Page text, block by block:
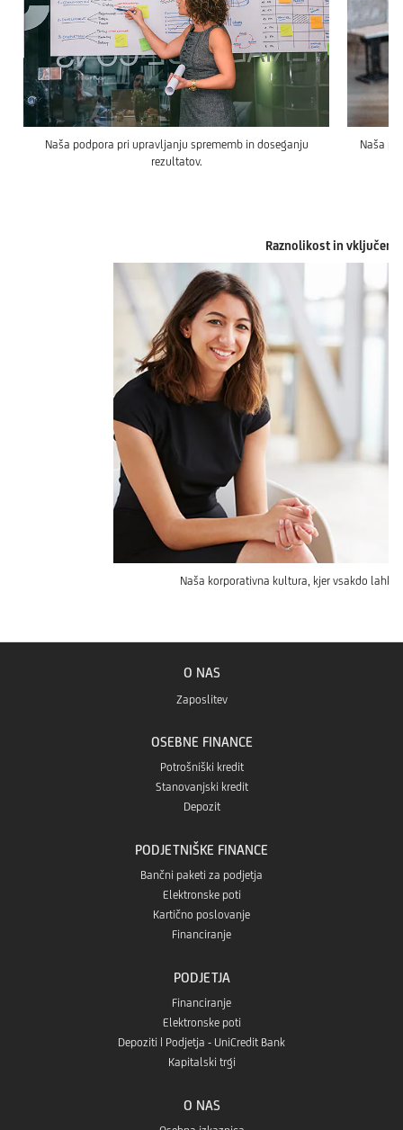
Naša podpora pri upravljanju sprememb in doseganju
rezultatov.
Naša
Raznolikost in
Naša korporativna kultura, kjer vsakdo lahko
O NAS
Zaposlitev
OSEBNE FINANCE
Potrošniški kredit
Stanovanjski kredit
Depozit
PODJETNIŠKE FINANCE
Bančni paketi za podjetja
Elektronske poti
Kartično poslovanje
Financiranje
PODJETJA
Financiranje
Elektronske poti
Depoziti | Podjetja - UniCredit Bank
Kapitalski trgi
O NAS